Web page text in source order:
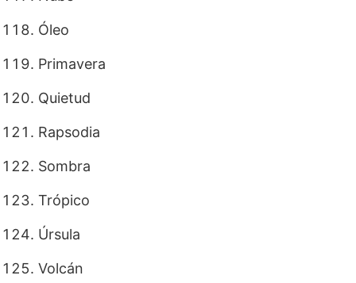
Óleo
Primavera
Quietud
Rapsodia
Sombra
Trópico
Úrsula
Volcán